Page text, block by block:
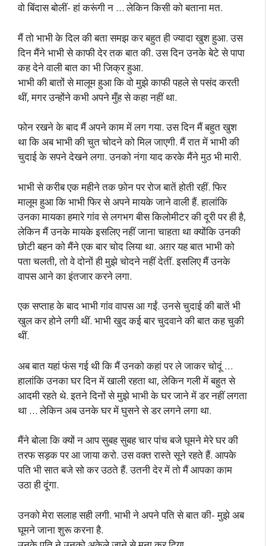
वो बिंदास बोलीं- हां करूंगी न … लेकिन किसी को बताना मत.
मैं तो भाभी के दिल की बता समझ कर बहुत ही ज्यादा खुश हुआ. उस
दिन मैंने भाभी से काफी देर तक बात की. उस दिन उनके बेटे से पापा
कह देने वाली बात का भी जिक्र हुआ.
भाभी की बातों से मालूम हुआ कि वो मुझे काफी पहले से पसंद करती
थीं, मगर उन्होंने कभी अपने मुँह से कहा नहीं था.
फोन रखने के बाद मैं अपने काम में लग गया. उस दिन मैं बहुत खुश
था कि अब भाभी की चुत चोदने को मिल जाएगी. मैं रात में भाभी की
चुदाई के सपने देखने लगा. उनको नंगा याद करके मैंने मुठ भी मारी.
भाभी से करीब एक महीने तक फ़ोन पर रोज बातें होती रहीं. फिर
मालूम हुआ कि भाभी फिर से अपने मायके जाने वाली हैं. हालांकि
उनका मायका हमारे गांव से लगभग बीस किलोमीटर की दूरी पर ही है,
लेकिन मैं उनके मायके इसलिए नहीं जाना चाहता था क्योंकि उनकी
छोटी बहन को मैंने एक बार चोद लिया था. अग़र यह बात भाभी को
पता चलती, तो वे दोनों ही मुझे चोदने नहीं देतीं. इसलिए मैं उनके
वापस आने का इंतजार करने लगा.
एक सप्ताह के बाद भाभी गांव वापस आ गईं. उनसे चुदाई की बातें भी
खुल कर होने लगी थीं. भाभी खुद कई बार चुदवाने की बात कह चुकी
थीं.
अब बात यहां फंस गई थी कि मैं उनको कहां पर ले जाकर चोदूं …
हालांकि उनका घर दिन में खाली रहता था, लेकिन गली में बहुत से
आदमी रहते थे. इतने दिनों से मुझे भाभी के घर जाने में डर नहीं लगता
था … लेकिन अब उनके घर में घुसने से डर लगने लगा था.
मैंने बोला कि क्यों न आप सुबह सुबह चार पांच बजे घूमने मेरे घर की
तरफ सड़क पर आ जाया करो. उस वक्त रास्ते सूने रहते हैं. आपके
पति भी सात बजे सो कर उठते हैं. उतनी देर में तो मैं आपका काम
उठा ही दूंगा.
उनको मेरा सलाह सही लगी. भाभी ने अपने पति से बात की- मुझे अब
घूमने जाना शुरू करना है.